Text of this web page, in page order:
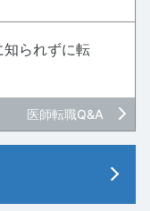
られずに転
医師転職Q&A